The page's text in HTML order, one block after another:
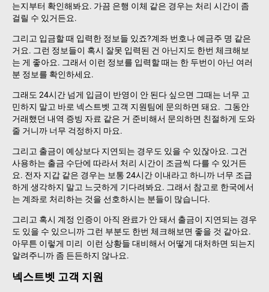
는지부터 확인해봐요. 가끔 은행 이체 같은 경우는 처리 시간이 좀
걸릴 수 있거든요.
그리고 입금할 때 입력한 정보들 있죠?계좌 번호나 예금주 명 같은
거요. 그런 정보들이 혹시 잘못 입력된 건 아닌지도 한번 체크해보
는 게 좋아요. 그래서 이런 정보를 입력할 때는 한 두번이 아닌 여러
분 정보를 확인하세요.
그래도 24시간 넘게 입금이 반영이 안 된다 싶으면 그때는 너무 고
민하지 말고 바로 넥스트벳 고객 지원팀에 문의하면 돼요. 그동안
거래했던 내역 증빙 자료 같은 거 준비해서 문의하면 친절하게 도와
줄 거니까 너무 걱정하지 마요.
그리고 출금이 예상보다 지연되는 경우도 있을 수 있잖아요. 그건
사용하는 출금 수단에 따라서 처리 시간이 조금씩 다를 수 있거든
요. 전자 지갑 같은 경우는 보통 24시간 이내라고 하니까 너무 조급
하게 생각하지 말고 느긋하게 기다려봐요. 그래서 참고로 한국에서
는 계좌로 처리하는 것을 선호하시는 분들이 많습니다.
그리고 혹시 계정 인증이 아직 완료가 안 돼서 출금이 지연되는 경우
도 있을 수 있으니까 그런 부분도 한번 체크해보면 좋을 것 같아요.
아무튼 이렇게 미리 이런 상황들 대비해서 어떻게 대처하면 되는지
알려주니까 좀 든든하지 않나요.
넥스트벳 고객 지원